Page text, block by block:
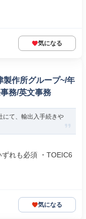
気になる
製作所グループ~/年
務/英文事務
にて、輸出入手続きや
れも必須 ・TOEIC6
気になる